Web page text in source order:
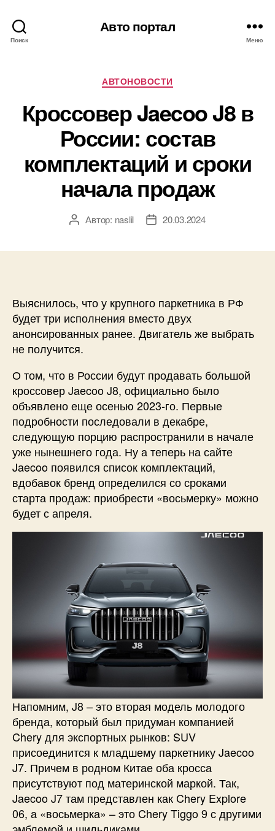
Поиск
Авто портал
Меню
Рубрики
АВТОНОВОСТИ
Кроссовер Jaecoo J8 в
России: состав
комплектаций и сроки
начала продаж
АвторАвтор: naslil
Дата20.03.2024
Выяснилось, что у крупного паркетника в РФ
будет три исполнения вместо двух
анонсированных ранее. Двигатель же выбрать
не получится.
О том, что в России будут продавать большой
кроссовер Jaecoo J8, официально было
объявлено еще осенью 2023-го. Первые
подробности последовали в декабре,
следующую порцию распространили в начале
уже нынешнего года. Ну а теперь на сайте
Jaecoo появился список комплектаций,
вдобавок бренд определился со сроками
старта продаж: приобрести «восьмерку» можно
будет с апреля.
Напомним, J8 – это вторая модель молодого
бренда, который был придуман компанией
Chery для экспортных рынков: SUV
присоединится к младшему паркетнику Jaecoo
J7. Причем в родном Китае оба кросса
присутствуют под материнской маркой. Так,
Jaecoo J7 там представлен как Chery Explore
06, а «восьмерка» – это Chery Tiggo 9 с другими